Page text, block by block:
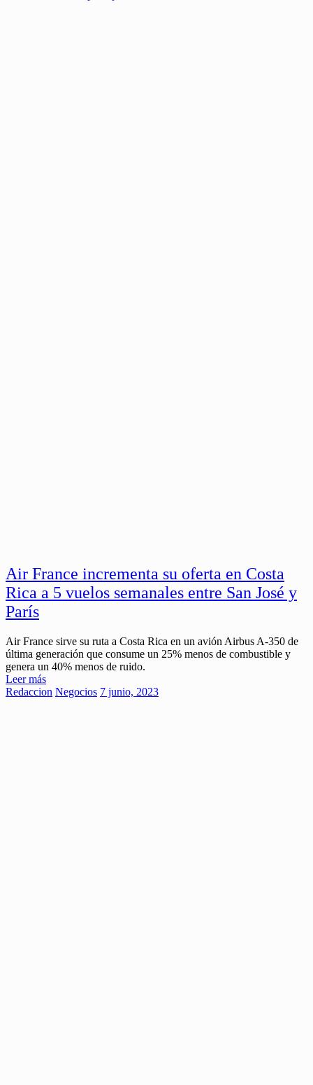
Air France incrementa su oferta en Costa
Rica a 5 vuelos semanales entre San José y
París
Air France sirve su ruta a Costa Rica en un avión Airbus A-350 de
última generación que consume un 25% menos de combustible y
genera un 40% menos de ruido.
Leer más
Redaccion Negocios 7 junio, 2023